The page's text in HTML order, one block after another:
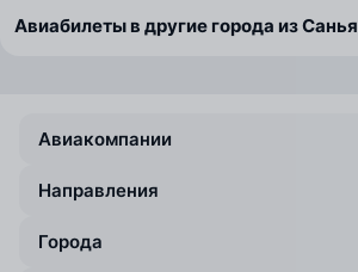
Авиабилеты в другие города из Санья
Авиакомпании
Направления
Города